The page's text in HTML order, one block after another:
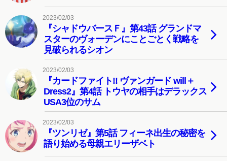
2023/02/03
『シャドウバースＦ』第43話 グランドマ
スターのヴォーデンにことごとく戦略を
見破られるシオン
2023/02/03
『カードファイト!! ヴァンガード will＋
Dress2』第4話 トウヤの相手はデラックス
USA3位のサム
2023/02/03
『ツンリゼ』第5話 フィーネ出生の秘密を
語り始める母親エリーザベト